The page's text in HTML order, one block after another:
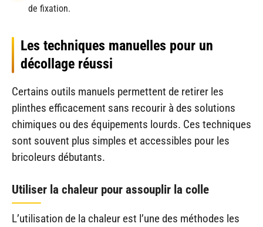
de fixation.
Les techniques manuelles pour un
décollage réussi
Certains outils manuels permettent de retirer les
plinthes efficacement sans recourir à des solutions
chimiques ou des équipements lourds. Ces techniques
sont souvent plus simples et accessibles pour les
bricoleurs débutants.
Utiliser la chaleur pour assouplir la colle
L’utilisation de la chaleur est l’une des méthodes les